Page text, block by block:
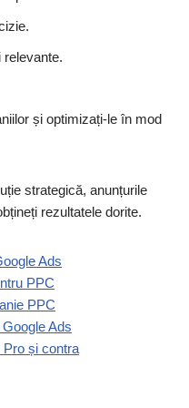
relevante.
și optimizați-le în mod
strategică, anunțurile
rezultatele dorite.
Ads
PPC
PPC
Ads
Pro și contra